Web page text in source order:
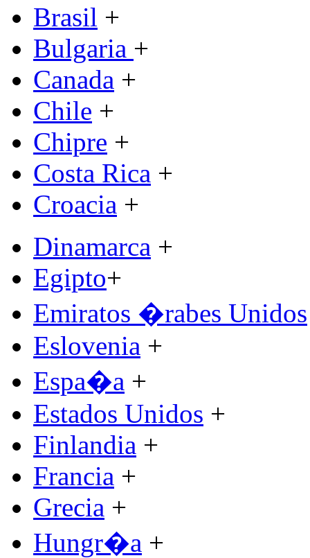
Brasil +
Bulgaria +
Canada +
Chile +
Chipre +
Costa Rica +
Croacia +
Dinamarca +
Egipto+
Emiratos �rabes Unidos
Eslovenia +
Espa�a +
Estados Unidos +
Finlandia +
Francia +
Grecia +
Hungr�a +